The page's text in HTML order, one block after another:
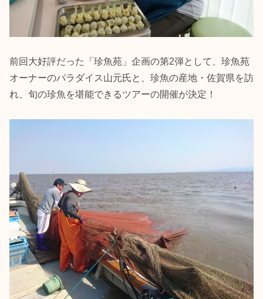
前回大好評だった「珍魚苑」企画の第2弾として、珍魚苑
オーナーのパラダイス山元氏と、珍魚の産地・佐賀県を訪
れ、旬の珍魚を堪能できるツアーの開催が決定！